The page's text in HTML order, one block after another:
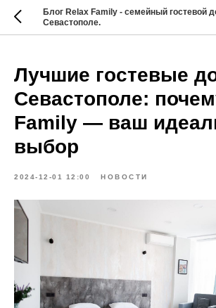
Блог Relax Family - семейный гостевой
Севастополе.
Лучшие гостевые
Севастополе:
Family — ваш
выбор
2024-12-01 12:00 НОВОСТИ